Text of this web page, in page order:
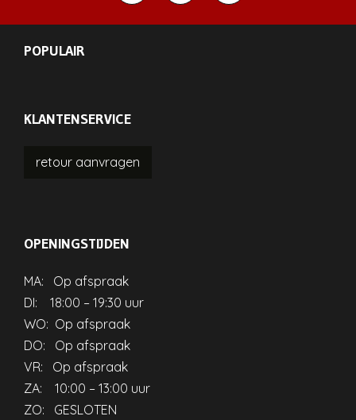
POPULAIR
KLANTENSERVICE
retour aanvragen
OPENINGSTIJDEN
MA: Op afspraak
DI: 18:00 – 19:30 uur
WO: Op afspraak
DO: Op afspraak
VR: Op afspraak
ZA: 10:00 – 13:00 uur
ZO: GESLOTEN